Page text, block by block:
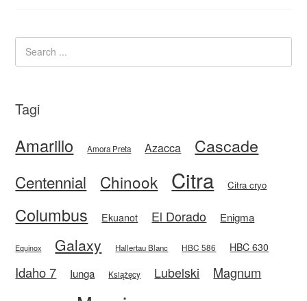
Tagi
Amarillo Amora Preta Azacca Cascade
Centennial Chinook Citra Citra cryo
Columbus Ekuanot El Dorado Enigma
Equinox Galaxy Hallertau Blanc HBC 586 HBC 630
Idaho 7 Iunga Książęcy Lubelski
Magnum